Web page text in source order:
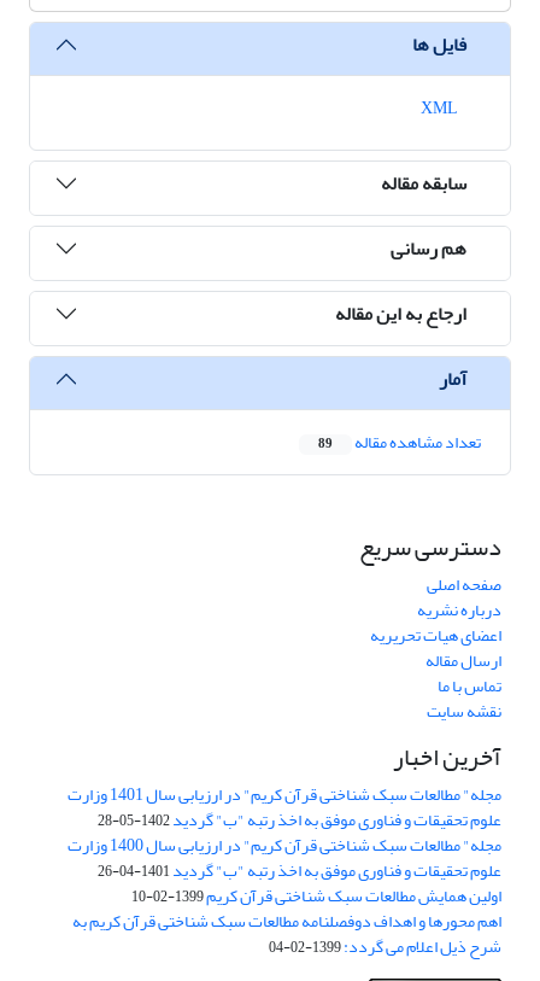
فایل ها
سابقه مقاله
هم رسانی
ارجاع به این مقاله
آمار
تعداد مشاهده مقاله 89
دسترسی سریع
صفحه اصلی
درباره نشریه
اعضای هیات تحریریه
ارسال مقاله
تماس با ما
نقشه سایت
آخرین اخبار
مجله" مطالعات سبک شناختی قرآن کریم" در ارزیابی سال 1401 وزارت
علوم تحقیقات و فناوری موفق به اخذ رتبه "ب" گردید1402-05-28
مجله" مطالعات سبک شناختی قرآن کریم" در ارزیابی سال 1400 وزارت
علوم تحقیقات و فناوری موفق به اخذ رتبه "ب" گردید1401-04-26
اولین همایش مطالعات سبک شناختی قرآن کریم1399-02-10
اهم محورها و اهداف دوفصلنامه مطالعات سبک شناختی قرآن کریم به
شرح ذیل اعلام می گردد:1399-02-04